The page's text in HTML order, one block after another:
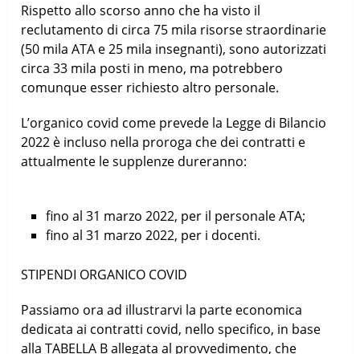
Rispetto allo scorso anno che ha visto il
reclutamento di circa 75 mila risorse straordinarie
(50 mila ATA e 25 mila insegnanti), sono autorizzati
circa 33 mila posti in meno, ma potrebbero
comunque esser richiesto altro personale.
L’organico covid come prevede la Legge di Bilancio
2022 è incluso nella proroga che dei contratti e
attualmente le supplenze dureranno:
fino al 31 marzo 2022, per il personale ATA;
fino al 31 marzo 2022, per i docenti.
STIPENDI ORGANICO COVID
Passiamo ora ad illustrarvi la parte economica
dedicata ai contratti covid, nello specifico, in base
alla TABELLA B allegata al provvedimento, che